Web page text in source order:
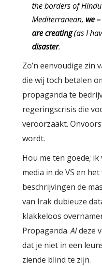
the borders of
Mediterranean, we
are creating(as I
disaster.
Zo’n eenvoudige zin
die wij toch betalen
propaganda te
regeringscrisis die
veroorzaakt.
wordt.
Hou me ten goede;
media in de VS en
beschrijvingen de
van Irak dubieuze
klakkeloos
Propaganda.Aldeze
dat je niet in een
ziende blind te zijn.